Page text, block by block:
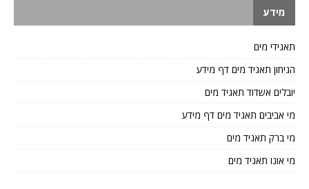
מידע
תאגידי מים
הגיחון תאגיד מים דף מידע
יובלים אשדוד תאגיד מים
מי אביבים תאגיד מים דף מידע
מי ברק תאגיד מים
מי אונו תאגיד מים